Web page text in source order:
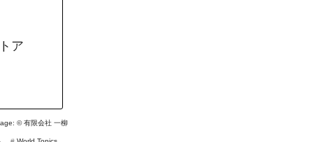
ア
©有限会社 一柳